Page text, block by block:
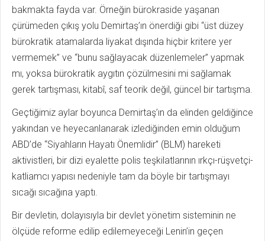
bakmakta fayda var. Örneğin bürokraside yaşanan
çürümeden çıkış yolu Demirtaş’ın önerdiği gibi “üst düzey
bürokratik atamalarda liyakat dışında hiçbir kritere yer
vermemek” ve “bunu sağlayacak düzenlemeler” yapmak
mı, yoksa bürokratik aygıtın çözülmesini mi sağlamak
gerek tartışması, kitabî, saf teorik değil, güncel bir tartışma.
Geçtiğimiz aylar boyunca Demirtaş’ın da elinden geldiğince
yakından ve heyecanlanarak izlediğinden emin olduğum
ABD’de “Siyahların Hayatı Önemlidir” (BLM) hareketi
aktivistleri, bir dizi eyalette polis teşkilatlarının ırkçı-rüşvetçi-
katliamcı yapısı nedeniyle tam da böyle bir tartışmayı
sıcağı sıcağına yaptı.
Bir devletin, dolayısıyla bir devlet yönetim sisteminin ne
ölçüde reforme edilip edilemeyeceği Lenin’in geçen